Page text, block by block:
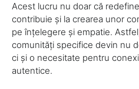
Acest lucru nu doar că
contribuie și la crearea unor
pe înțelegere și empatie.
comunități specifice devin nu
ci și o necesitate pentru
autentice.